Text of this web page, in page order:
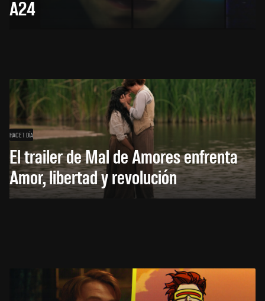
A24
HACE 1 DÍA
El trailer de Mal de Amores enfrenta
Amor, libertad y revolución